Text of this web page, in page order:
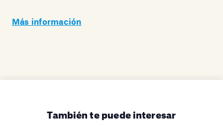
Más información
También te puede interesar